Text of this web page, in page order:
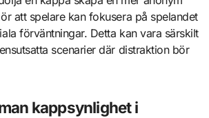
att spelare kan fokusera på spelandet
förväntningar. Detta kan vara särskilt
scenarier där distraktion bör
kappsynlighet i